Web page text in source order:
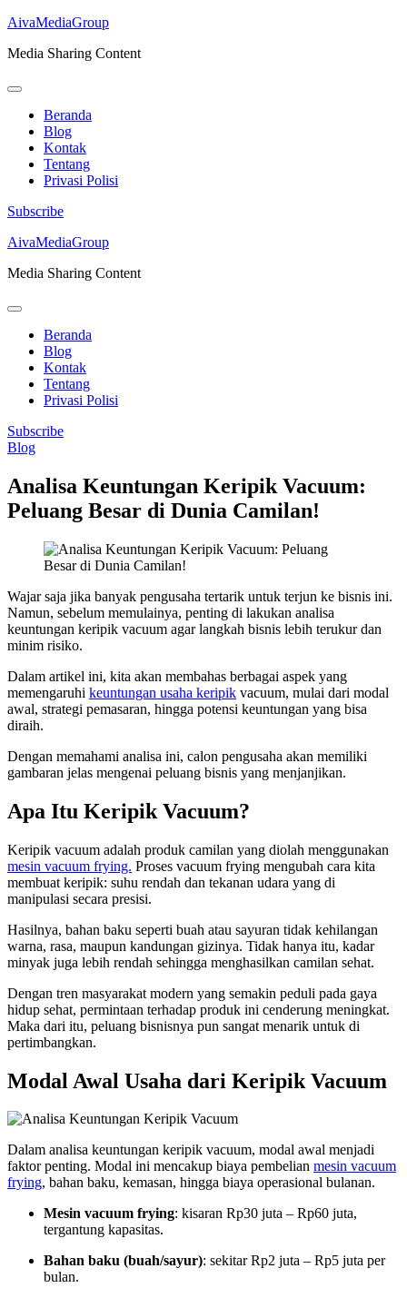
AivaMediaGroup
Media Sharing Content
Beranda
Blog
Kontak
Tentang
Privasi Polisi
Subscribe
Lompat
konten
Enter)
AivaMediaGroup
Media Sharing Content
Beranda
Blog
Kontak
Tentang
Privasi Polisi
Subscribe
Blog
Analisa Keuntungan Keripik Vacuum:
Peluang Besar di Dunia Camilan!
Wajar saja jika banyak pengusaha tertarik untuk terjun ke bisnis ini.
Namun, sebelum memulainya, penting di lakukan analisa
keuntungan keripik vacuum agar langkah bisnis lebih terukur dan
minim risiko.
Dalam artikel ini, kita akan membahas berbagai aspek yang
memengaruhi keuntungan usaha keripik vacuum, mulai dari modal
awal, strategi pemasaran, hingga potensi keuntungan yang bisa
diraih.
Dengan memahami analisa ini, calon pengusaha akan memiliki
gambaran jelas mengenai peluang bisnis yang menjanjikan.
Apa Itu Keripik Vacuum?
Keripik vacuum adalah produk camilan yang diolah menggunakan
mesin vacuum frying. Proses vacuum frying mengubah cara kita
membuat keripik: suhu rendah dan tekanan udara yang di
manipulasi secara presisi.
Hasilnya, bahan baku seperti buah atau sayuran tidak kehilangan
warna, rasa, maupun kandungan gizinya. Tidak hanya itu, kadar
minyak juga lebih rendah sehingga menghasilkan camilan sehat.
Dengan tren masyarakat modern yang semakin peduli pada gaya
hidup sehat, permintaan terhadap produk ini cenderung meningkat.
Maka dari itu, peluang bisnisnya pun sangat menarik untuk di
pertimbangkan.
Modal Awal Usaha dari Keripik Vacuum
Dalam analisa keuntungan keripik vacuum, modal awal menjadi
faktor penting. Modal ini mencakup biaya pembelian mesin vacuum
frying, bahan baku, kemasan, hingga biaya operasional bulanan.
Mesin vacuum frying: kisaran Rp30 juta – Rp60 juta,
tergantung kapasitas.
Bahan baku (buah/sayur): sekitar Rp2 juta – Rp5 juta per
bulan.